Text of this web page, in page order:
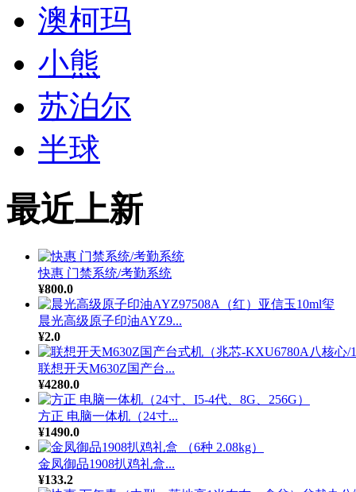
澳柯玛
小熊
苏泊尔
半球
最近上新
快惠 门禁系统/考勤系统
¥800.0
晨光高级原子印油AYZ9...
¥2.0
联想开天M630Z国产台...
¥4280.0
方正 电脑一体机（24寸...
¥1490.0
金凤御品1908扒鸡礼盒...
¥133.2